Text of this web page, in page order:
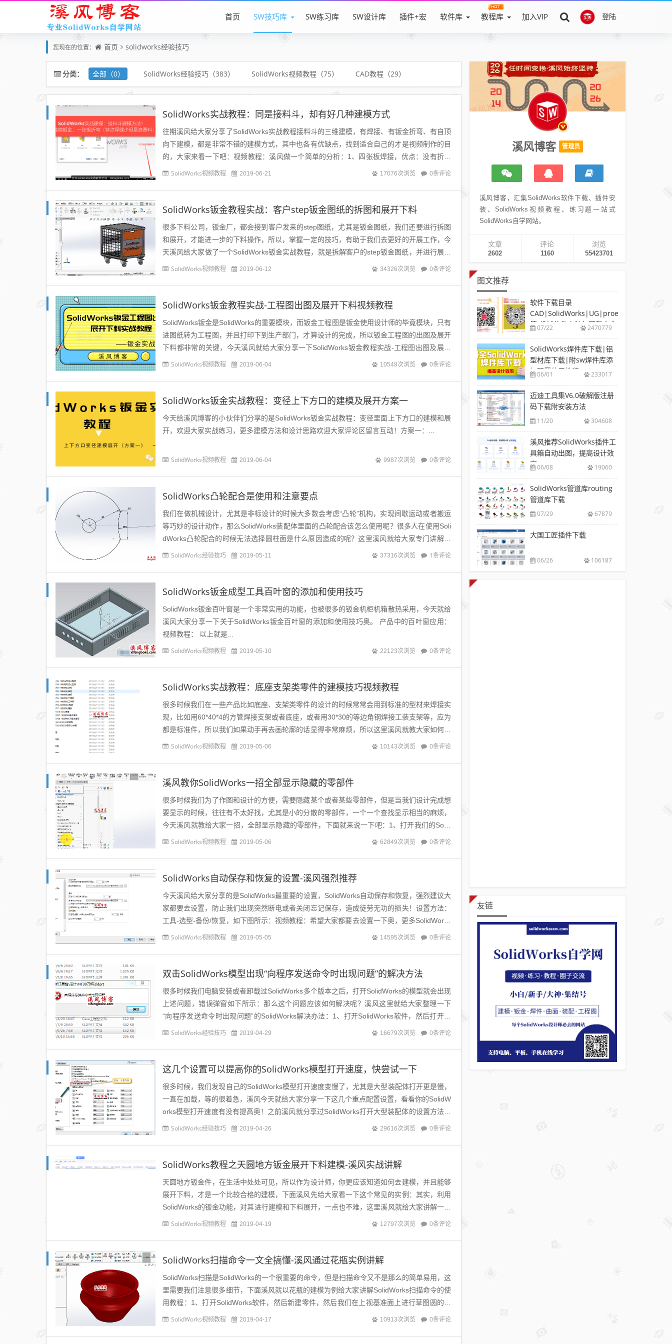
登陆
首页 SW技巧库 SW练习库 SW设计库 插件+宏 软件库 教程库 加入VIP
您现在的位置： 首页 solidworks经验技巧
分类： 全部（0） SolidWorks经验技巧（383） SolidWorks视频教程（75） CAD教程（29）
SolidWorks实战教程：同是接料斗，却有好几种建模方式
往期溪风给大家分享了SolidWorks实战教程接料斗的三维建模，有焊接、有钣金折弯、有自顶
向下建模，都是非常不错的建模方式，其中也各有优缺点，找到适合自己的才是视频制作的目
的，大家来看一下吧：视频教程：溪风做一个简单的分析：1、四张板焊接，优点：没有折弯
机照样可以生产，还省料。缺点：焊缝多2、一张...
SolidWorks视频教程 2019-06-21 17076次浏览 0条评论
SolidWorks钣金教程实战：客户step钣金图纸的拆图和展开下料
很多下料公司，钣金厂，都会接到客户发来的step图纸，尤其是钣金图纸，我们还要进行拆图
和展开，才能进一步的下料操作，所以，掌握一定的技巧，有助于我们去更好的开展工作，今
天溪风给大家做了一个SolidWorks钣金实战教程，就是拆解客户的step钣金图纸，并进行展开
下料，提高工作效率。step图纸用S...
SolidWorks视频教程 2019-06-12 34326次浏览 0条评论
SolidWorks钣金教程实战-工程图出图及展开下料视频教程
SolidWorks钣金是SolidWorks的重要模块，而钣金工程图是钣金使用设计师的毕竟模块，只有
进图纸转为工程图，并且打印下到生产部门，才算设计的完成，所以钣金工程图的出图及展开
下料都非常的关键，今天溪风就给大家分享一下SolidWorks钣金教程实战-工程图出图及展开
下料视频教程，解决学员问...
SolidWorks视频教程 2019-06-04 10548次浏览 0条评论
SolidWorks钣金实战教程：变径上下方口的建模及展开方案一
今天给溪风博客的小伙伴们分享的是SolidWorks钣金实战教程：变径里面上下方口的建模和展
开，欢迎大家实战练习，更多建模方法和设计思路欢迎大家评论区留言互动！方案一：...
SolidWorks视频教程 2019-06-04 9987次浏览 0条评论
SolidWorks凸轮配合是使用和注意要点
我们在做机械设计，尤其是非标设计的时候大多数会考虑“凸轮”机构，实现间歇运动或者搬运
等巧妙的设计动作，那么SolidWorks装配体里面的凸轮配合该怎么使用呢？很多人在使用Soli
dWorks凸轮配合的时候无法选择圆柱面是什么原因造成的呢？这里溪风就给大家专门讲解一
下SolidWorks凸轮的建模要...
SolidWorks经验技巧 2019-05-11 37316次浏览 1条评论
SolidWorks钣金成型工具百叶窗的添加和使用技巧
SolidWorks钣金百叶窗是一个非常实用的功能，也被很多的钣金机柜机箱散热采用，今天就给
溪风大家分享一下关于SolidWorks钣金百叶窗的添加和使用技巧奥。 产品中的百叶窗应用：
视频教程： 以上就是...
SolidWorks视频教程 2019-05-10 22123次浏览 0条评论
SolidWorks实战教程：底座支架类零件的建模技巧视频教程
很多时候我们在一些产品比如底座、支架类零件的设计的时候常常会用到标准的型材来焊接实
现，比如用60*40*4的方管焊接支架或者底座，或者用30*30的等边角钢焊接工装支架等，应为
都是标准件，所以我们如果动手再去画轮廓的话显得非常麻烦，所以这里溪风就教大家如何利
用SolidWorks焊接模块进行底座、支...
SolidWorks视频教程 2019-05-06 10143次浏览 0条评论
溪风教你SolidWorks一招全部显示隐藏的零部件
很多时候我们为了作图和设计的方便，需要隐藏某个或者某些零部件，但是当我们设计完成想
要显示的时候，往往有不太好找，尤其是小的分散的零部件，一个一个查找显示相当的麻烦，
今天溪风就教给大家一招，全部显示隐藏的零部件，下面就来说一下吧：1、打开我们的Solid
Works装配体产品，然后点击我们的设计树最顶端...
SolidWorks视频教程 2019-05-06 62849次浏览 0条评论
SolidWorks自动保存和恢复的设置-溪风强烈推荐
今天溪风给大家分享的是SolidWorks最重要的设置，SolidWorks自动保存和恢复，强烈建议大
家都要去设置，防止我们出现突然断电或者关闭忘记保存，造成徒劳无功的损失！设置方法：
工具-选型-备份/恢复，如下图所示：视频教程：希望大家都要去设置一下奥，更多SolidWorks
实战技巧，关注溪风奥...
SolidWorks视频教程 2019-05-05 14595次浏览 0条评论
双击SolidWorks模型出现“向程序发送命令时出现问题”的解决方法
很多时候我们电脑安装或者卸载过SolidWorks多个版本之后，打开SolidWorks的模型就会出现
上述问题，错误弹窗如下所示：那么这个问题应该如何解决呢？溪风这里就给大家整理一下
“向程序发送命令时出现问题”的SolidWorks解决办法：1、打开SolidWorks软件，然后打开工
具-选项-系统...
SolidWorks经验技巧 2019-04-29 16679次浏览 0条评论
这几个设置可以提高你的SolidWorks模型打开速度，快尝试一下
很多时候，我们发现自己的SolidWorks模型打开速度变慢了，尤其是大型装配体打开更是慢，
一直在加载，等的很着急，溪风今天就给大家分享一下这几个重点配置设置，看看你的SolidW
orks模型打开速度有没有提高奥！之前溪风就分享过SolidWorks打开大型装配体的设置方法，
大家可以再温故一下：教你...
SolidWorks经验技巧 2019-04-26 29616次浏览 0条评论
SolidWorks教程之天圆地方钣金展开下料建模-溪风实战讲解
天圆地方钣金件，在生活中处处可见，所以作为设计师，你更应该知道如何去建模，并且能够
展开下料，才是一个比较合格的建模，下面溪风先给大家看一下这个常见的实例：其实，利用
SolidWorks的钣金功能，对其进行建模和下料展开，一点也不难，这里溪风就给大家讲解一下
该实例：视频详情：绘制要点：1、两个草图都要...
SolidWorks视频教程 2019-04-19 12797次浏览 0条评论
SolidWorks扫描命令一文全搞懂-溪风通过花瓶实例讲解
SolidWorks扫描是SolidWorks的一个很重要的命令，但是扫描命令又不是那么的简单易用，这
里需要我们注意很多细节，下面溪风就以花瓶的建模为例给大家讲解SolidWorks扫描命令的使
用教程：1、打开SolidWorks软件，然后新建零件，然后我们在上视基准面上进行草图圆的绘
制，直径100...
SolidWorks视频教程 2019-04-17 10913次浏览 0条评论
溪风博客 管理员
溪风博客，汇集SolidWorks软件下载、插件安
装、SolidWorks视频教程、练习题一站式
SolidWorks自学网站。
文章
2602
评论
1160
浏览
55423701
图文推荐
软件下载目录
CAD|SolidWorks|UG|proe
等-机械软件安装包下载大全
07/22 2470779
SolidWorks焊件库下载|铝
型材库下载|附sw焊件库添
加配置使用教程
06/01 233017
迈迪工具集V6.0破解版注册
码下载附安装方法
11/20 304608
溪风推荐SolidWorks插件工
具箱自动出图，提高设计效
率06/08 19060
SolidWorks管道库routing
管道库下载
07/29 67879
大国工匠插件下载
06/26 106187
友链